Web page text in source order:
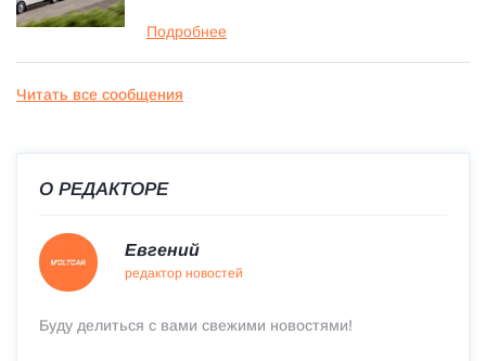
Подробнее
Читать все сообщения
О РЕДАКТОРЕ
Евгений
редактор новостей
Буду делиться с вами свежими новостями!